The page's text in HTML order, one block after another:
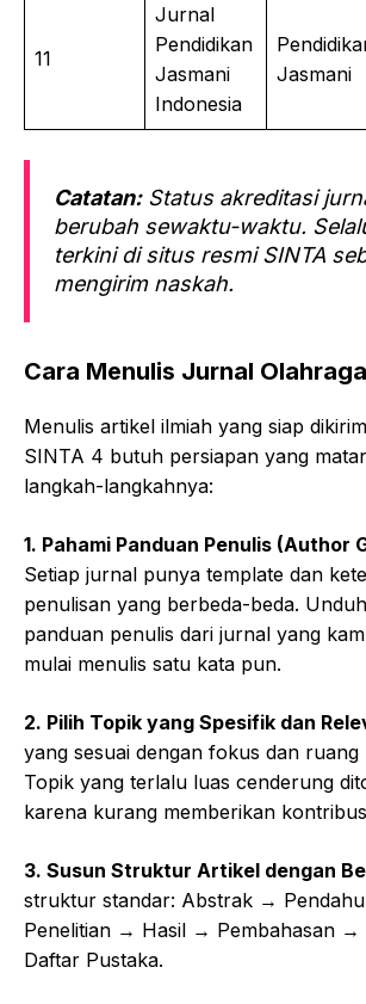
11
Jurnal
Pendidikan
Jasmani
Indonesia
Jasmani
Catatan:Status akreditasi
berubah sewaktu-waktu.
terkini di situs resmi SINTA
mengirim naskah.
Cara Menulis Jurnal
Menulis artikel ilmiah yang siap
SINTA 4 butuh persiapan yang
langkah-langkahnya:
1. Pahami Panduan Penulis (Author
Setiap jurnal punya template dan
penulisan yang berbeda-beda.
panduan penulis dari jurnal yang
mulai menulis satu kata pun.
2. Pilih Topik yang Spesifik dan
yang sesuai dengan fokus dan
Topik yang terlalu luas cenderung
karena kurang memberikan
3. Susun Struktur Artikel dengan
struktur standar: Abstrak →
Penelitian → Hasil → Pembahasan →
Daftar Pustaka.